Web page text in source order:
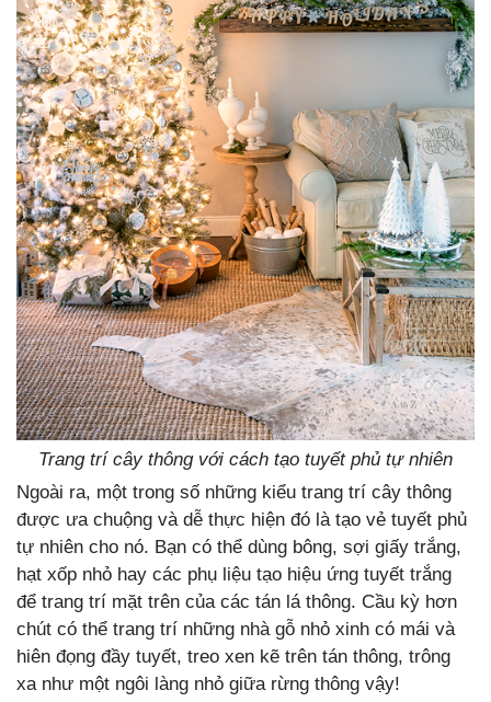
Trang trí cây thông với cách tạo tuyết phủ tự nhiên
Ngoài ra, một trong số những kiểu trang trí cây thông
được ưa chuộng và dễ thực hiện đó là tạo vẻ tuyết phủ
tự nhiên cho nó. Bạn có thể dùng bông, sợi giấy trắng,
hạt xốp nhỏ hay các phụ liệu tạo hiệu ứng tuyết trắng
để trang trí mặt trên của các tán lá thông. Cầu kỳ hơn
chút có thể trang trí những nhà gỗ nhỏ xinh có mái và
hiên đọng đầy tuyết, treo xen kẽ trên tán thông, trông
xa như một ngôi làng nhỏ giữa rừng thông vậy!